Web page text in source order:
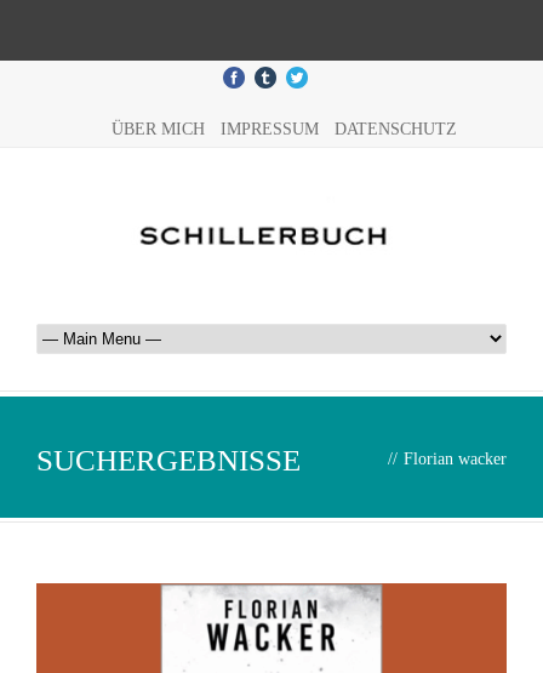
ÜBER MICH IMPRESSUM DATENSCHUTZ
SUCHERGEBNISSE // Florian wacker